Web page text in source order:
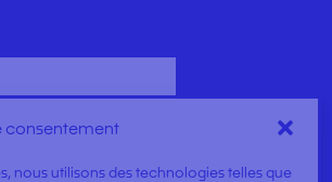
consentement
nous utilisons des technologies telles que
SQUARE
OF COTTON